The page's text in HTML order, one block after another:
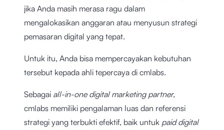
jika Anda masih merasa ragu dalam
mengalokasikan anggaran atau menyusun strategi
pemasaran digital yang tepat.
Untuk itu, Anda bisa mempercayakan kebutuhan
tersebut kepada ahli tepercaya di cmlabs.
Sebagai all-in-one digital marketing partner,
cmlabs memiliki pengalaman luas dan referensi
strategi yang terbukti efektif, baik untuk paid digital